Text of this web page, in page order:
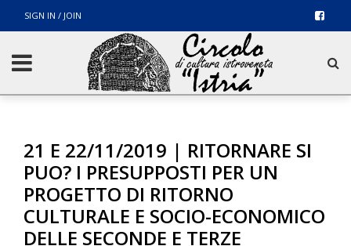
SIGN IN / JOIN
21 E 22/11/2019 | RITORNARE SI
PUO? I PRESUPPOSTI PER UN
PROGETTO DI RITORNO
CULTURALE E SOCIO-ECONOMICO
DELLE SECONDE E TERZE